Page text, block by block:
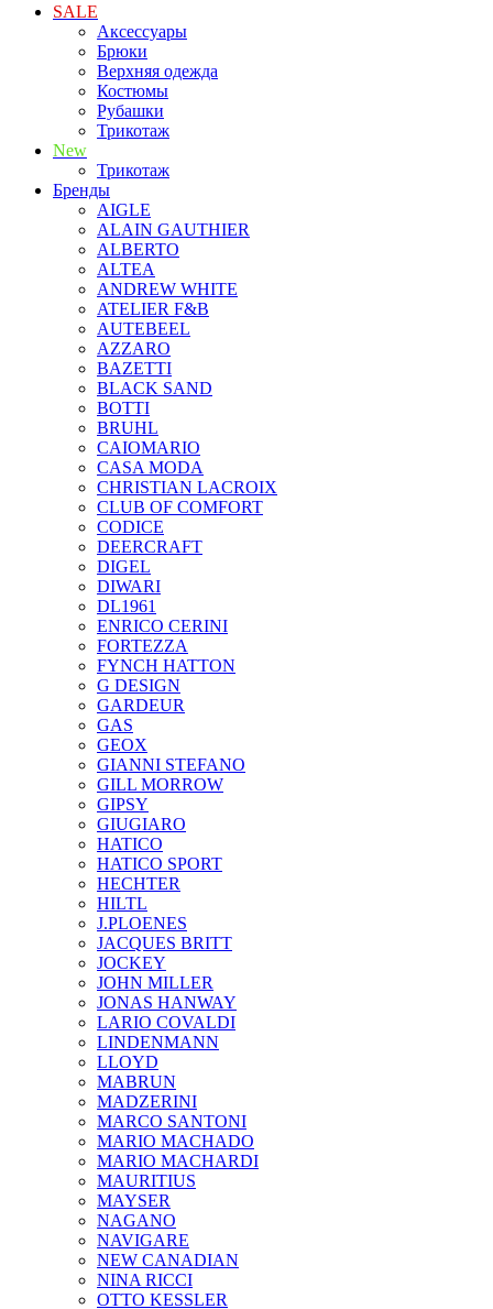
SALE
Аксессуары
Брюки
Верхняя одежда
Костюмы
Рубашки
Трикотаж
New
Трикотаж
Бренды
AIGLE
ALAIN GAUTHIER
ALBERTO
ALTEA
ANDREW WHITE
ATELIER F&B
AUTEBEEL
AZZARO
BAZETTI
BLACK SAND
BOTTI
BRUHL
CAIOMARIO
CASA MODA
CHRISTIAN LACROIX
CLUB OF COMFORT
CODICE
DEERCRAFT
DIGEL
DIWARI
DL1961
ENRICO CERINI
FORTEZZA
FYNCH HATTON
G DESIGN
GARDEUR
GAS
GEOX
GIANNI STEFANO
GILL MORROW
GIPSY
GIUGIARO
HATICO
HATICO SPORT
HECHTER
HILTL
J.PLOENES
JAСQUES BRITT
JOCKEY
JOHN MILLER
JONAS HANWAY
LARIO COVALDI
LINDENMANN
LLOYD
MABRUN
MADZERINI
MARCO SANTONI
MARIO MACHADO
MARIO MACHARDI
MAURITIUS
MAYSER
NAGANO
NAVIGARE
NEW CANADIAN
NINA RICCI
OTTO KESSLER